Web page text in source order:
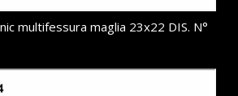
multifessura maglia 23x22 DIS. N°